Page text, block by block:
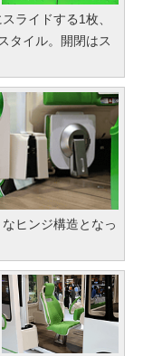
ライドする1枚、
タイル。開閉はス
ヒンジ構造となっ